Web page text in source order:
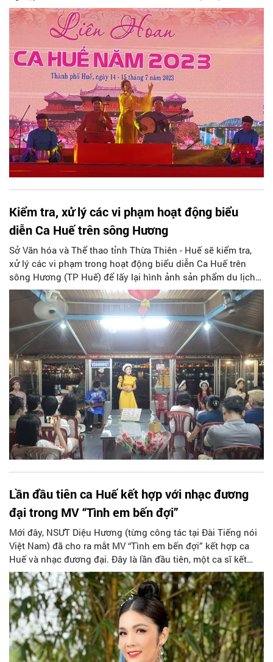
giao lưu, trao đổi kinh nghiệm trong việc tổ chức các hoạt
động biểu diễn Ca Huế.
Kiểm tra, xử lý các vi phạm hoạt động biểu
diễn Ca Huế trên sông Hương
Sở Văn hóa và Thể thao tỉnh Thừa Thiên - Huế sẽ kiểm tra,
xử lý các vi phạm trong hoạt động biểu diễn Ca Huế trên
sông Hương (TP Huế) để lấy lại hình ảnh sản phẩm du lịch
đặc sắc của Cố đô Huế.
Lần đầu tiên ca Huế kết hợp với nhạc đương
đại trong MV “Tình em bến đợi”
Mới đây, NSƯT Diệu Hương (từng công tác tại Đài Tiếng nói
Việt Nam) đã cho ra mắt MV “Tình em bến đợi” kết hợp ca
Huế và nhạc đương đại. Đây là lần đầu tiên, một ca sĩ kết
hợp giữa 2 thể loại âm nhạc tưởng chừng rất khác biệt này,
gây bất ngờ cho khán giả.